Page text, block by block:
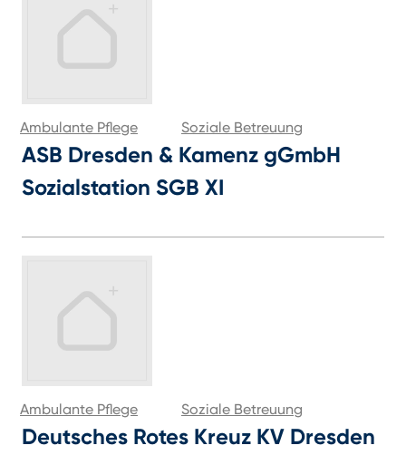
Ambulante Pflege Soziale Betreuung
ASB Dresden & Kamenz gGmbH
Sozialstation SGB XI
Ambulante Pflege Soziale Betreuung
Deutsches Rotes Kreuz KV Dresden